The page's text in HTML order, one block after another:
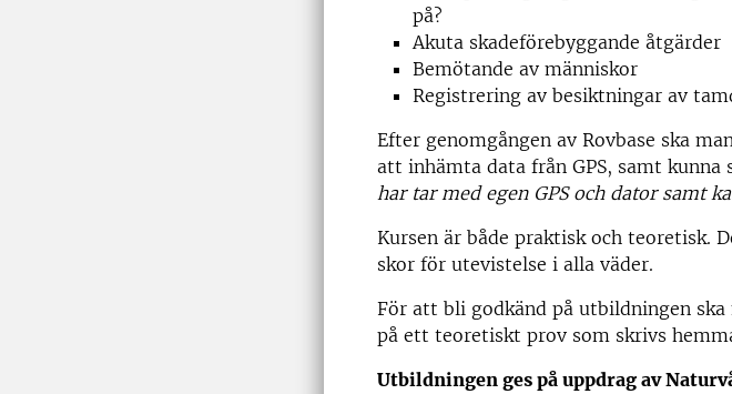
på?
Akuta skadeförebyggande åtgärder
Bemötande av människor
Registrering av besiktningar av
Efter genomgången av Rovbase ska
att inhämta data från GPS, samt kunna
har tar med egen GPS och dator samt
Kursen är både praktisk och teoretisk.
skor för utevistelse i alla väder.
För att bli godkänd på utbildningen
på ett teoretiskt prov som skrivs
Utbildningen ges på uppdrag av